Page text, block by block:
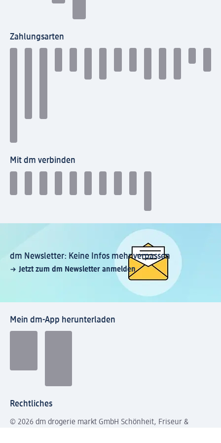
Zahlungsarten
Mit dm verbinden
dm Newsletter: Keine Infos mehr verpassen
Jetzt zum dm Newsletter anmelden
Mein dm-App herunterladen
Rechtliches
© 2026 dm drogerie markt GmbH Schönheit, Friseur &